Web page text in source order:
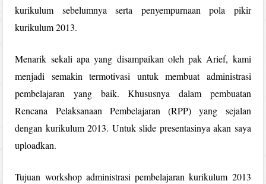
kurikulum sebelumnya serta penyempurnaan pola pikir
kurikulum 2013.
Menarik sekali apa yang disampaikan oleh pak Arief, kami
menjadi semakin termotivasi untuk membuat administrasi
pembelajaran yang baik. Khususnya dalam pembuatan
Rencana Pelaksanaan Pembelajaran (RPP) yang sejalan
dengan kurikulum 2013. Untuk slide presentasinya akan saya
uploadkan.
Tujuan workshop administrasi pembelajaran kurikulum 2013